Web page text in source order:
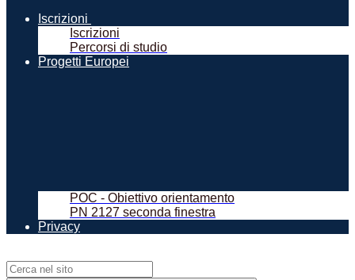
Iscrizioni
Iscrizioni
Percorsi di studio
Progetti Europei
POC - Obiettivo orientamento
PN 2127 seconda finestra
Privacy